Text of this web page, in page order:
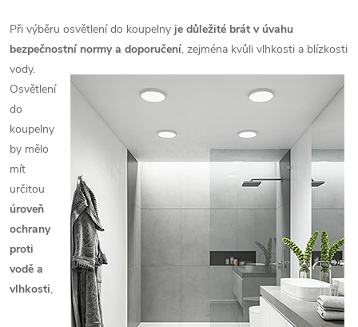
Při výběru osvětlení do koupelny je důležité brát v úvahu
bezpečnostní normy a doporučení, zejména kvůli vlhkosti a blízkosti
vody.
Osvětlení
do
koupelny
by mělo
mít
určitou
úroveň
ochrany
proti
vodě a
vlhkosti,